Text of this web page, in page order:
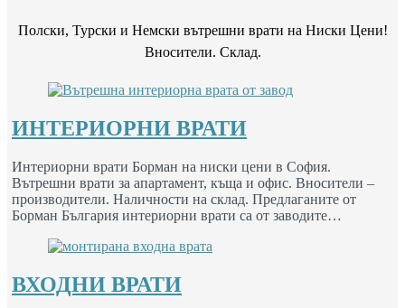
Полски, Турски и Немски вътрешни врати на Ниски Цени!
Вносители. Склад.
ИНТЕРИОРНИ ВРАТИ
Интериорни врати Борман на ниски цени в София.
Вътрешни врати за апартамент, къща и офис. Вносители –
производители. Наличности на склад. Предлаганите от
Борман България интериорни врати са от заводите…
ВХОДНИ ВРАТИ